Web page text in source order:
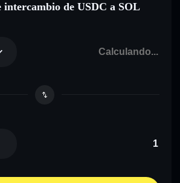
intercambio de USDC a SOL